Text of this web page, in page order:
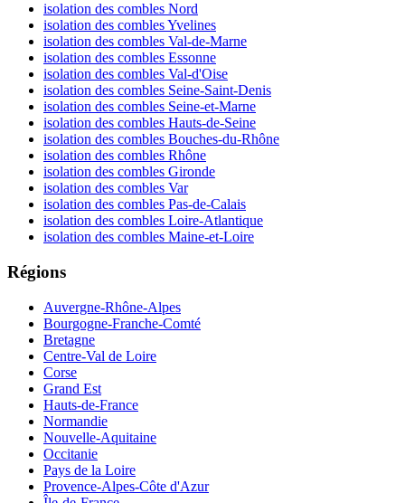
isolation des combles Nord
isolation des combles Yvelines
isolation des combles Val-de-Marne
isolation des combles Essonne
isolation des combles Val-d'Oise
isolation des combles Seine-Saint-Denis
isolation des combles Seine-et-Marne
isolation des combles Hauts-de-Seine
isolation des combles Bouches-du-Rhône
isolation des combles Rhône
isolation des combles Gironde
isolation des combles Var
isolation des combles Pas-de-Calais
isolation des combles Loire-Atlantique
isolation des combles Maine-et-Loire
Régions
Auvergne-Rhône-Alpes
Bourgogne-Franche-Comté
Bretagne
Centre-Val de Loire
Corse
Grand Est
Hauts-de-France
Normandie
Nouvelle-Aquitaine
Occitanie
Pays de la Loire
Provence-Alpes-Côte d'Azur